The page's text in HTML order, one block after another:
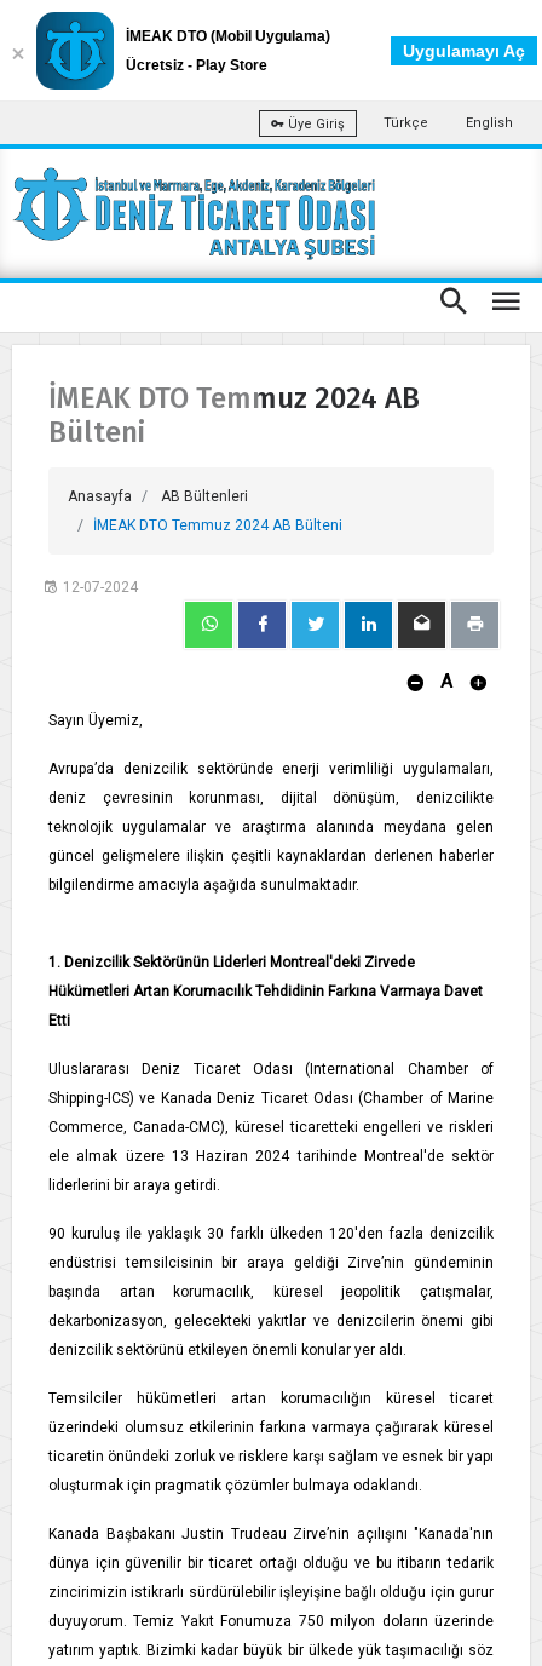
Üye Giriş Türkçe English
İMEAK DTO Temmuz 2024 AB
Bülteni
Anasayfa
AB Bültenleri
İMEAK DTO Temmuz 2024 AB Bülteni
12-07-2024
A
Sayın Üyemiz,
Avrupa’da denizcilik sektöründe enerji verimliliği uygulamaları,
deniz çevresinin korunması, dijital dönüşüm, denizcilikte
teknolojik uygulamalar ve araştırma alanında meydana gelen
güncel gelişmelere ilişkin çeşitli kaynaklardan derlenen haberler
bilgilendirme amacıyla aşağıda sunulmaktadır.
1. Denizcilik Sektörünün Liderleri Montreal'deki Zirvede
Hükümetleri Artan Korumacılık Tehdidinin Farkına Varmaya Davet
Etti
Uluslararası Deniz Ticaret Odası (International Chamber of
Shipping-ICS) ve Kanada Deniz Ticaret Odası (Chamber of Marine
Commerce, Canada-CMC), küresel ticaretteki engelleri ve riskleri
ele almak üzere 13 Haziran 2024 tarihinde Montreal'de sektör
liderlerini bir araya getirdi.
90 kuruluş ile yaklaşık 30 farklı ülkeden 120'den fazla denizcilik
endüstrisi temsilcisinin bir araya geldiği Zirve’nin gündeminin
başında artan korumacılık, küresel jeopolitik çatışmalar,
dekarbonizasyon, gelecekteki yakıtlar ve denizcilerin önemi gibi
denizcilik sektörünü etkileyen önemli konular yer aldı.
Temsilciler hükümetleri artan korumacılığın küresel ticaret
üzerindeki olumsuz etkilerinin farkına varmaya çağırarak küresel
ticaretin önündeki zorluk ve risklere karşı sağlam ve esnek bir yapı
oluşturmak için pragmatik çözümler bulmaya odaklandı.
Kanada Başbakanı Justin Trudeau Zirve’nin açılışını "Kanada'nın
dünya için güvenilir bir ticaret ortağı olduğu ve bu itibarın tedarik
zincirimizin istikrarlı sürdürülebilir işleyişine bağlı olduğu için gurur
duyuyorum. Temiz Yakıt Fonumuza 750 milyon doların üzerinde
yatırım yaptık. Bizimki kadar büyük bir ülkede yük taşımacılığı söz
İMEAK DTO (Mobil Uygulama)
Ücretsiz - Play Store
Uygulamayı Aç